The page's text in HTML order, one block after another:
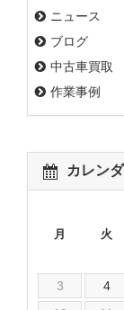
ニュース
ブログ
中古車買取
作業事例
カレン
月 火
3
4